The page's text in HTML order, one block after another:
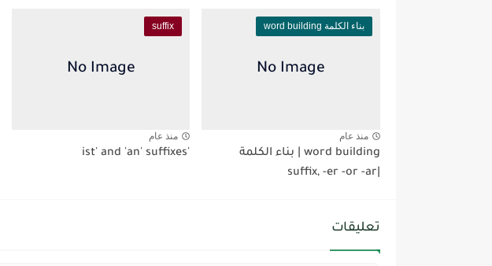
بناء الكلمة word building
منذ عام
word building | بناء الكلمة
suffix
منذ عام
'ist' and 'an' suffixes
تعليقات